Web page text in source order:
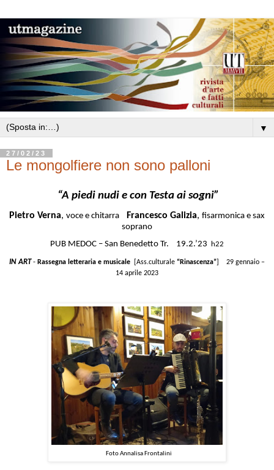
▼
27/02/23
Le mongolfiere non sono palloni
“A piedi nudi e con Testa ai sogni”
Pietro Verna, voce e chitarra Francesco Galizia, fisarmonica e sax
soprano
PUB MEDOC – San Benedetto Tr. 19.2.’23
h22
IN ART - Rassegna letteraria e musicale [Ass.culturale “Rinascenza” ] 29 gennaio –
14 aprile 2023
Foto Annalisa Frontalini